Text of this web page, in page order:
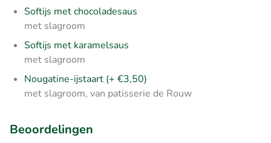
Softijs met chocoladesaus
met slagroom
Softijs met karamelsaus
met slagroom
Nougatine-ijstaart (+ €3,50)
met slagroom, van patisserie de Rouw
Beoordelingen